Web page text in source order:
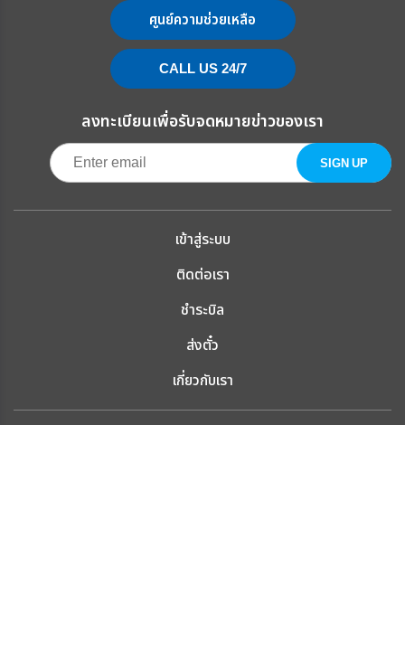
ศูนย์ความช่วยเหลือ
CALL US 24/7
ลงทะเบียนเพื่อรับจดหมายข่าวของเรา
เข้าสู่ระบบ
ติดต่อเรา
ชำระบิล
ส่งตั๋ว
เกี่ยวกับเรา